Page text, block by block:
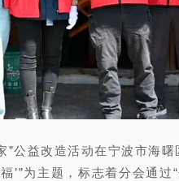
益改造活动在宁波市海曙
福’”为主题，标志着分会